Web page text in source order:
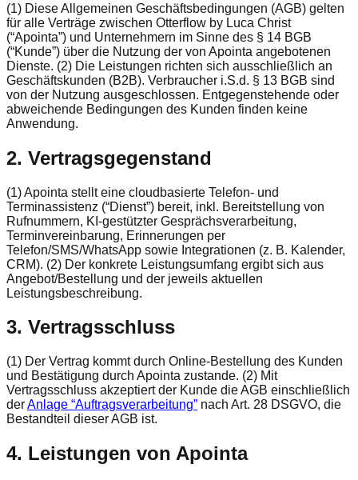
(1) Diese Allgemeinen Geschäftsbedingungen (AGB) gelten
für alle Verträge zwischen Otterflow by Luca Christ
(“Apointa”) und Unternehmern im Sinne des § 14 BGB
(“Kunde”) über die Nutzung der von Apointa angebotenen
Dienste. (2) Die Leistungen richten sich ausschließlich an
Geschäftskunden (B2B). Verbraucher i.S.d. § 13 BGB sind
von der Nutzung ausgeschlossen. Entgegenstehende oder
abweichende Bedingungen des Kunden finden keine
Anwendung.
2. Vertragsgegenstand
(1) Apointa stellt eine cloudbasierte Telefon- und
Terminassistenz (“Dienst”) bereit, inkl. Bereitstellung von
Rufnummern, KI-gestützter Gesprächsverarbeitung,
Terminvereinbarung, Erinnerungen per
Telefon/SMS/WhatsApp sowie Integrationen (z. B. Kalender,
CRM). (2) Der konkrete Leistungsumfang ergibt sich aus
Angebot/Bestellung und der jeweils aktuellen
Leistungsbeschreibung.
3. Vertragsschluss
(1) Der Vertrag kommt durch Online-Bestellung des Kunden
und Bestätigung durch Apointa zustande. (2) Mit
Vertragsschluss akzeptiert der Kunde die AGB einschließlich
derAnlage “Auftragsverarbeitung” nach Art. 28 DSGVO, die
Bestandteil dieser AGB ist.
4. Leistungen von Apointa